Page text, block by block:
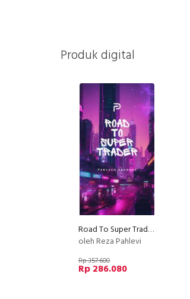
Produk digital
Road To Super Trader - Strategi Trading Terbukti Menghasilkan Profit
oleh Reza Pahlevi
Rp 357.600
Rp 286.080